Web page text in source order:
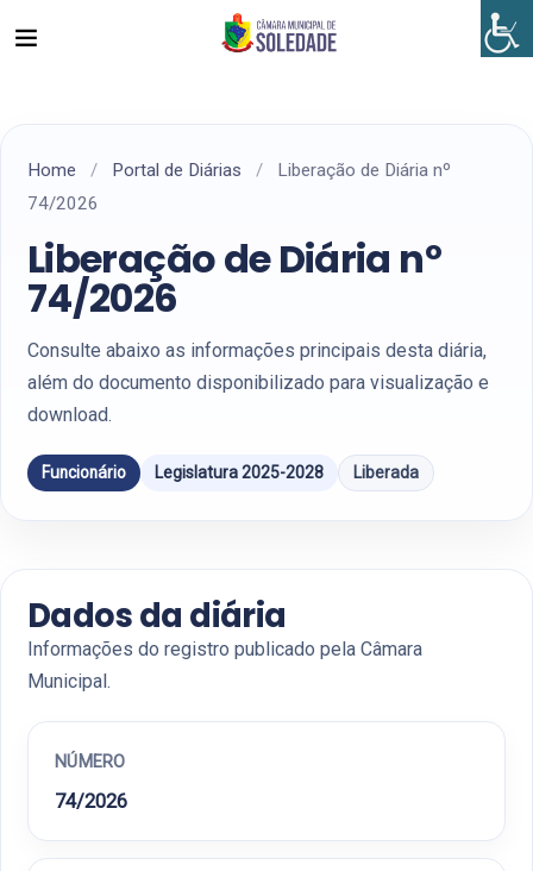
Home / Portal de Diárias /
Liberação de Diária nº
74/2026
Liberação de Diária nº
74/2026
Consulte abaixo as informações principais desta diária,
além do documento disponibilizado para visualização e
download.
Funcionário Legislatura 2025-2028 Liberada
Dados da diária
Informações do registro publicado pela Câmara
Municipal.
NÚMERO
74/2026